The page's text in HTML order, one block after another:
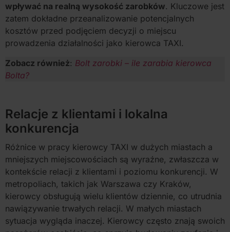
wpływać na realną wysokość zarobków. Kluczowe jest
zatem dokładne przeanalizowanie potencjalnych
kosztów przed podjęciem decyzji o miejscu
prowadzenia działalności jako kierowca TAXI.
Zobacz również: Bolt zarobki – ile zarabia kierowca
Bolta?
Relacje z klientami i lokalna
konkurencja
Różnice w pracy kierowcy TAXI w dużych miastach a
mniejszych miejscowościach są wyraźne, zwłaszcza w
kontekście relacji z klientami i poziomu konkurencji. W
metropoliach, takich jak Warszawa czy Kraków,
kierowcy obsługują wielu klientów dziennie, co utrudnia
nawiązywanie trwałych relacji. W małych miastach
sytuacja wygląda inaczej. Kierowcy często znają swoich